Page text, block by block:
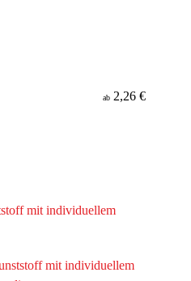
ab 2,26 €
mit individuellem